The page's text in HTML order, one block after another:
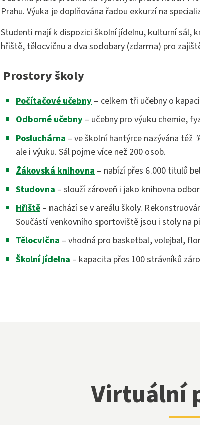
Bezpečnostně právní činnost
Prahu. Výuka je doplňována řadou exkurzí na
Studenti mají k dispozici školní jídelnu, kulturní sál,
hřiště, tělocvičnu a dva sodobary (zdarma) pro
Prostory školy
Počítačové učebny – celkem tři učebny o
Odborné učebny – učebny pro výuku chemie,
Posluchárna – ve školní hantýrce nazývána též
ale i výuku. Sál pojme více než 200 osob.
Žákovská knihovna – nabízí přes 6.000 titulů
Studovna – slouží zároveň i jako knihovna
Hřiště – nachází se v areálu školy.
Součástí venkovního sportoviště jsou i stoly na
Tělocvična – vhodná pro basketbal, volejbal,
Školní jídelna – kapacita přes 100 strávníků
Virtuální